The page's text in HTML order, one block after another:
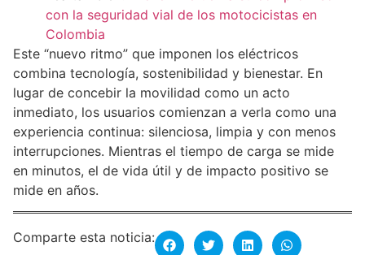
con la seguridad vial de los motocicistas en
Colombia
Este “nuevo ritmo” que imponen los eléctricos
combina tecnología, sostenibilidad y bienestar. En
lugar de concebir la movilidad como un acto
inmediato, los usuarios comienzan a verla como una
experiencia continua: silenciosa, limpia y con menos
interrupciones. Mientras el tiempo de carga se mide
en minutos, el de vida útil y de impacto positivo se
mide en años.
Comparte esta noticia: